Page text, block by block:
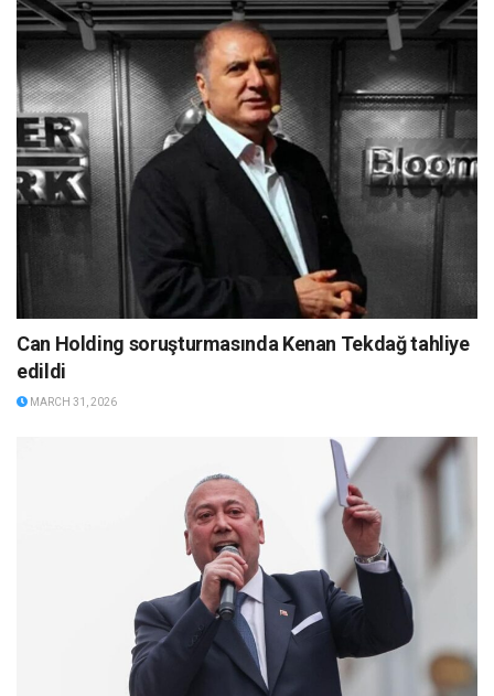
Can Holding soruşturmasında Kenan Tekdağ tahliye
edildi
MARCH 31, 2026